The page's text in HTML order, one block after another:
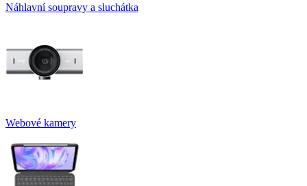
Náhlavní soupravy a sluchátka
Webové kamery